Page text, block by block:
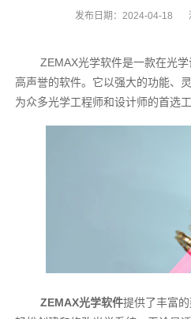
发布日期： 2024-04-18
ZEMAX光学软件是一款在光
高声誉的软件。它以强大的功能、
为众多光学工程师和设计师的首选工
ZEMAX光学软件提供了丰富